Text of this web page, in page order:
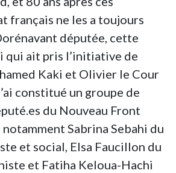
français ne les a toujours
députée, cette
qui ait pris l’initiative de
Kaki et Olivier le Cour
constitué un groupe de
du Nouveau Front
Sabrina Sebahi du
et social, Elsa Faucillon du
et Fatiha Keloua-Hachi